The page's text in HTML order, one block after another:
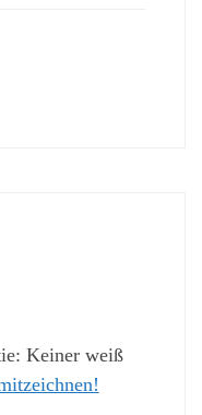
Keiner weiß